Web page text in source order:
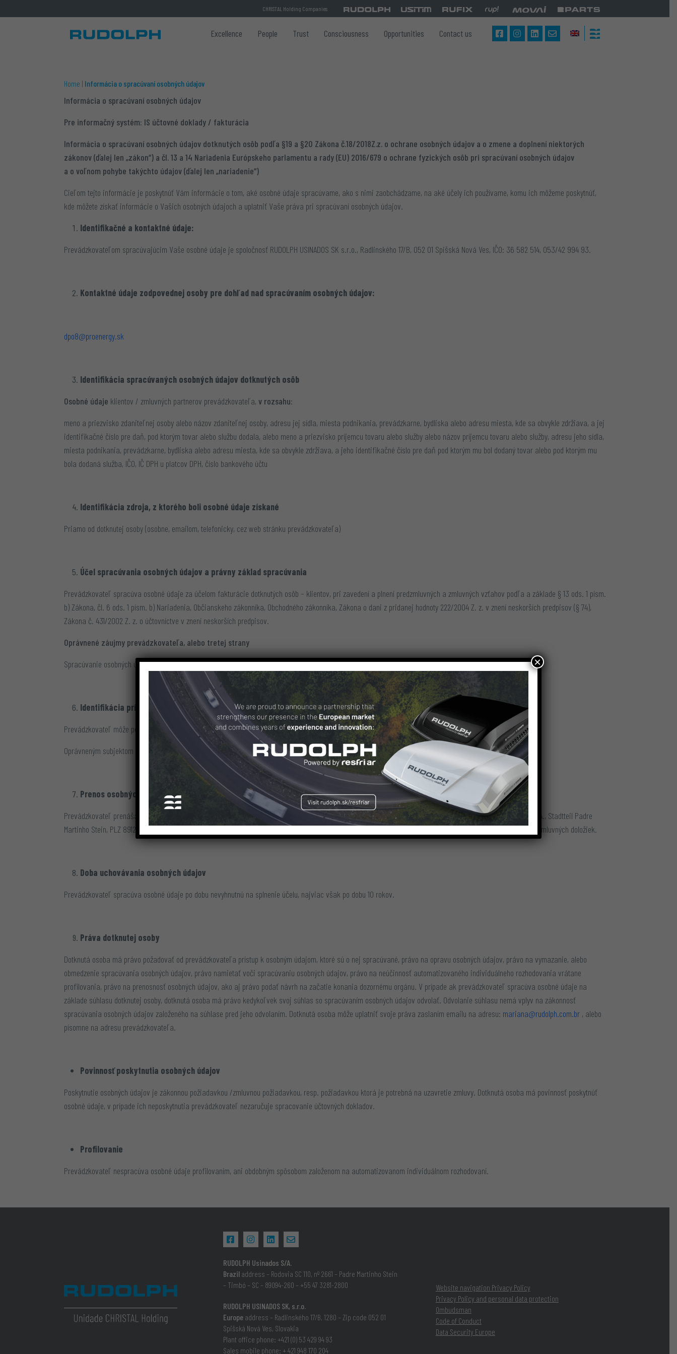
CHRISTAL Holding Companies
Excellence People Trust Consciousness Opportunities Contact us
Home | Informácia o spracúvaní osobných údajov
Informácia o spracúvaní osobných údajov
Pre informačný systém: IS účtovné doklady / fakturácia
Informácia o spracúvaní osobných údajov dotknutých osôb podľa §19 a §20 Zákona č.18/2018Z.z. o ochrane osobných údajov a o zmene a doplnení niektorých
zákonov (ďalej len „zákon“) a čl. 13 a 14 Nariadenia Európskeho parlamentu a rady (EU) 2016/679 o ochrane fyzických osôb pri spracúvaní osobných údajov
a o voľnom pohybe takýchto údajov (ďalej len „nariadenie“)
Cieľom tejto informácie je poskytnúť Vám informácie o tom, aké osobné údaje spracúvame, ako s nimi zaobchádzame, na aké účely ich používame, komu ich môžeme poskytnúť,
kde môžete získať informácie o Vašich osobných údajoch a uplatniť Vaše práva pri spracúvaní osobných údajov.
Identifikačné a kontaktné údaje:
Prevádzkovateľom spracúvajúcim Vaše osobné údaje je spoločnosť RUDOLPH USINADOS SK s.r.o., Radlinského 17/B, 052 01 Spišská Nová Ves, IČO: 36 582 514, 053/42 994 93.
Kontaktné údaje zodpovednej osoby pre dohľad nad spracúvaním osobných údajov:
dpo8@proenergy.sk
Identifikácia spracúvaných osobných údajov dotknutých osôb
Osobné údaje klientov / zmluvných partnerov prevádzkovateľa, v rozsahu:
meno a priezvisko zdaniteľnej osoby alebo názov zdaniteľnej osoby, adresu jej sídla, miesta podnikania, prevádzkarne, bydliska alebo adresu miesta, kde sa obvykle zdržiava, a jej
identifikačné číslo pre daň, pod ktorým tovar alebo službu dodala, alebo meno a priezvisko príjemcu tovaru alebo služby alebo názov príjemcu tovaru alebo služby, adresu jeho sídla,
miesta podnikania, prevádzkarne, bydliska alebo adresu miesta, kde sa obvykle zdržiava, a jeho identifikačné číslo pre daň pod ktorým mu bol dodaný tovar alebo pod ktorým mu
bola dodaná služba, IČO, IČ DPH u platcov DPH, číslo bankového účtu
Identifikácia zdroja, z ktorého boli osobné údaje získané
Priamo od dotknutej osoby (osobne, emailom, telefonicky, cez web stránku prevádzkovateľa)
Účel spracúvania osobných údajov a právny základ spracúvania
Prevádzkovateľ spracúva osobné údaje za účelom fakturácie dotknutých osôb – klientov, pri zavedení a plnení predzmluvných a zmluvných vzťahov podľa a základe § 13 ods. 1 písm.
b) Zákona, čl. 6 ods. 1 písm. b) Nariadenia, Občianskeho zákonníka, Obchodného zákonníka, Zákona o dani z pridanej hodnoty 222/2004 Z. z. v znení neskorších predpisov (§ 74),
Zákona č. 431/2002 Z. z. o účtovníctve v znení neskorších predpisov.
Oprávnené záujmy prevádzkovateľa, alebo tretej strany
Spracúvanie osobných údajov za účelom oprávnených záujmov prevádzkovateľa, alebo tretej strany sa nevykonáva.
Identifikácia príjemcov, kategórie príjemcov
Prevádzkovateľ môže poskytnúť osobné údaje:
Oprávneným subjektom (inštitúciám/organizáciám) podľa osobitného právneho predpisu (napr. orgány činné v trestnom konaní, a pod.)
Prenos osobných údajov do tretej krajiny / medzinárodnej organizácii
Prevádzkovateľ prenáša osobné údaje do Brazílie ústrednému podniku, s ktorým je prepojený prevádzkovateľ v rámci skupiny podnikov RUDOLPH USINADOS S.A., Stadtteil Padre
Martinho Stein, PLZ 89120-00, Timbó – Santa Catarina, ktorá zabezpečuje primerané záruky ochrany osobných údajov. Záruky sú prijaté formou štandardných zmluvných doložiek.
Doba uchovávania osobných údajov
Prevádzkovateľ spracúva osobné údaje po dobu nevyhnutnú na splnenie účelu, najviac však po dobu 10 rokov.
Práva dotknutej osoby
Dotknutá osoba má právo požadovať od prevádzkovateľa prístup k osobným údajom, ktoré sú o nej spracúvané, právo na opravu osobných údajov, právo na vymazanie, alebo
obmedzenie spracúvania osobných údajov, právo namietať voči spracúvaniu osobných údajov, právo na neúčinnosť automatizovaného individuálneho rozhodovania vrátane
profilovania, právo na prenosnosť osobných údajov, ako aj právo podať návrh na začatie konania dozornému orgánu. V prípade ak prevádzkovateľ spracúva osobné údaje na
základe súhlasu dotknutej osoby, dotknutá osoba má právo kedykoľvek svoj súhlas so spracúvaním osobných údajov odvolať. Odvolanie súhlasu nemá vplyv na zákonnosť
spracúvania osobných údajov založeného na súhlase pred jeho odvolaním. Dotknutá osoba môže uplatniť svoje práva zaslaním emailu na adresu: mariana@rudolph.com.br, alebo
písomne na adresu prevádzkovateľa.
Povinnosť poskytnutia osobných údajov
Poskytnutie osobných údajov je zákonnou požiadavkou /zmluvnou požiadavkou, resp. požiadavkou ktorá je potrebná na uzavretie zmluvy. Dotknutá osoba má povinnosť poskytnúť
osobné údaje, v prípade ich neposkytnutia prevádzkovateľ nezaručuje spracovanie účtovných dokladov.
Profilovanie
Prevádzkovateľ nespracúva osobné údaje profilovaním, ani obdobným spôsobom založenom na automatizovanom individuálnom rozhodovaní.
RUDOLPH Usinados S/A.
Braziladdress – Rodovia SC 110, nº 2661 – Padre Martinho Stein
– Timbó – SC – 89094-260 – +55 47 3281-2800
RUDOLPH USINADOS SK, s.r.o.
Europeaddress – Radlinského 17/B, 1280 – Zip code 052 01
Spišská Nová Ves, Slovakia
Plant office phone: ‪+421 (0) 53 429 94 93‬
Sales mobile phone: ‪+ 421 948 170 204
Website navigation Privacy Policy
Privacy Policy and personal data protection
Ombudsman
Code of Conduct
Data Security Europe
×